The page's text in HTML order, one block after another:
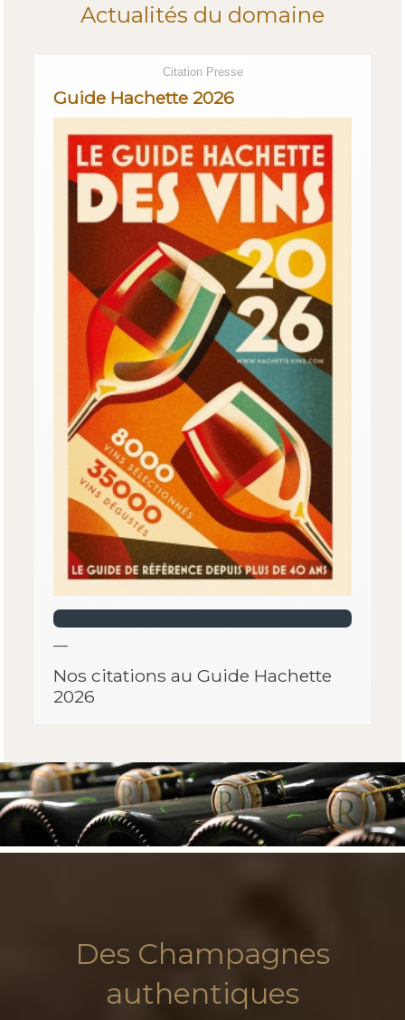
Actualités du domaine
Citation Presse
Guide Hachette 2026
—
Nos citations au Guide Hachette
2026
Des Champagnes
authentiques